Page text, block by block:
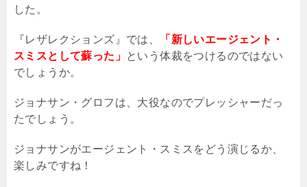
した。
『レザレクションズ』では、
「新しいエージェント・
スミスとして蘇った」 という体裁をつけるのではない
でしょうか。
ジョナサン・グロフは、大役なのでプレッシャーだっ
たでしょう。
ジョナサンがエージェント・スミスをどう演じるか、
楽しみですね！